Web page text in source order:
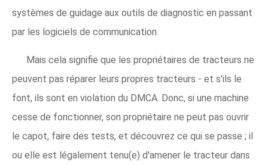
systèmes de guidage aux outils de diagnostic en passant
par les logiciels de communication.
Mais cela signifie que les propriétaires de tracteurs ne
peuvent pas réparer leurs propres tracteurs - et s'ils le
font, ils sont en violation du DMCA. Donc, si une machine
cesse de fonctionner, son propriétaire ne peut pas ouvrir
le capot, faire des tests, et découvrez ce qui se passe ; il
ou elle est légalement tenu(e) d'amener le tracteur dans